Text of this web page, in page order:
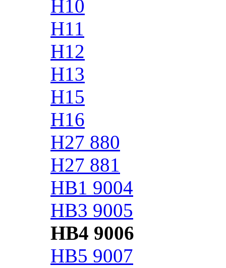
H10
H11
H12
H13
H15
H16
H27 880
H27 881
HB1 9004
HB3 9005
HB4 9006
HB5 9007